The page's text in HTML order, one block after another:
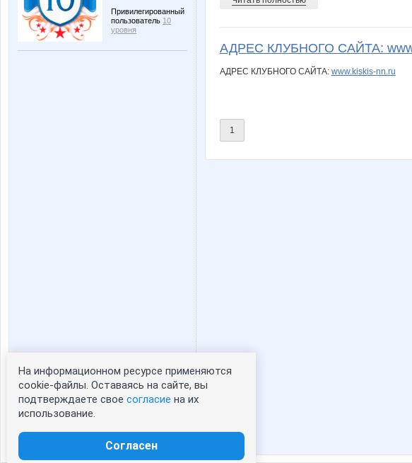
Привилегированный
пользователь 10
уровня
Статистика портрета:
сейчас просматривают портрет - 0
зарегистрированные пользователи
АДРЕС КЛУБНОГО САЙТА:
АДРЕС КЛУБНОГО САЙТА: www.kiskis-nn.ru
1
На информационном ресурсе применяются
cookie-файлы. Оставаясь на сайте, вы
подтверждаете свое согласие на их
использование.
Согласен